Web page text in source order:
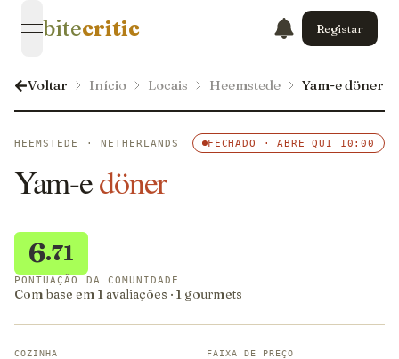
open navigation menu
bitecritic Registar
Voltar Início Locais Heemstede Yam-e döner
HEEMSTEDE · NETHERLANDS FECHADO · ABRE QUI 10:00
Yam-edöner
6.71
PONTUAÇÃO DA COMUNIDADE
Com base em 1 avaliações · 1 gourmets
COZINHA FAIXA DE PREÇO